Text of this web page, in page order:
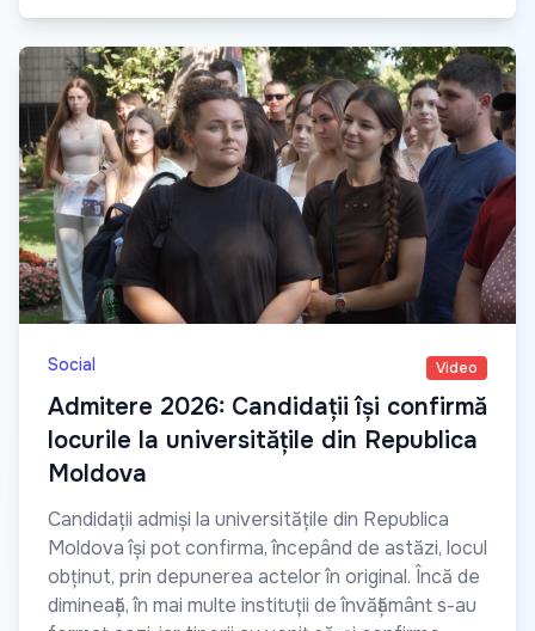
Social Video
Admitere 2026: Candidații își confirmă
locurile la universitățile din Republica
Moldova
Candidații admiși la universitățile din Republica
Moldova își pot confirma, începând de astăzi, locul
obținut, prin depunerea actelor în original. Încă de
dimineață, în mai multe instituții de învățământ s-au